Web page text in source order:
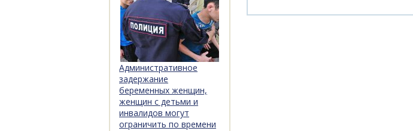
Административное
задержание
беременных женщин,
женщин с детьми и
инвалидов могут
ограничить по времени